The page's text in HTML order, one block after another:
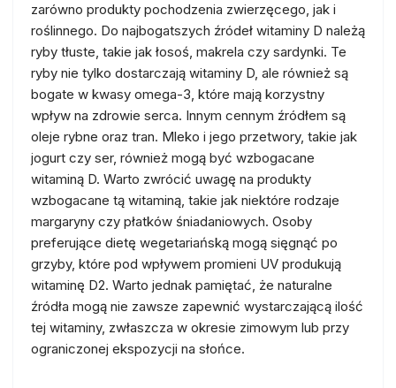
zarówno produkty pochodzenia zwierzęcego, jak i
roślinnego. Do najbogatszych źródeł witaminy D należą
ryby tłuste, takie jak łosoś, makrela czy sardynki. Te
ryby nie tylko dostarczają witaminy D, ale również są
bogate w kwasy omega-3, które mają korzystny
wpływ na zdrowie serca. Innym cennym źródłem są
oleje rybne oraz tran. Mleko i jego przetwory, takie jak
jogurt czy ser, również mogą być wzbogacane
witaminą D. Warto zwrócić uwagę na produkty
wzbogacane tą witaminą, takie jak niektóre rodzaje
margaryny czy płatków śniadaniowych. Osoby
preferujące dietę wegetariańską mogą sięgnąć po
grzyby, które pod wpływem promieni UV produkują
witaminę D2. Warto jednak pamiętać, że naturalne
źródła mogą nie zawsze zapewnić wystarczającą ilość
tej witaminy, zwłaszcza w okresie zimowym lub przy
ograniczonej ekspozycji na słońce.